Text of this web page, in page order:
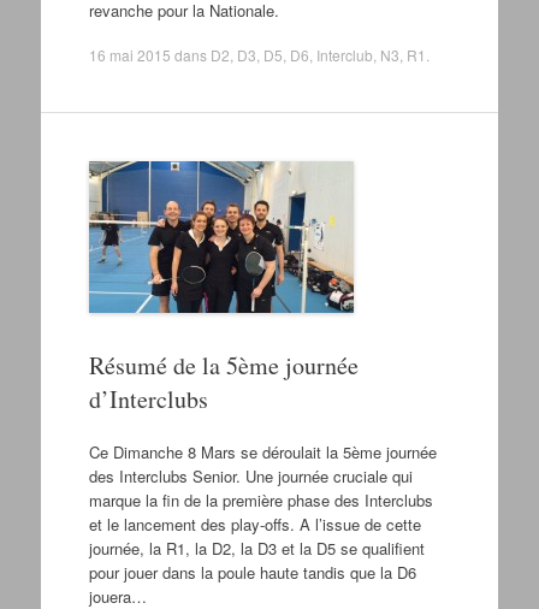
revanche pour la Nationale.
16 mai 2015 dans D2 D3 D5 D6 Interclub N3 R1
Résumé de la 5ème journée
d’Interclubs
Ce Dimanche 8 Mars se déroulait la 5ème journée
des Interclubs Senior. Une journée cruciale qui
marque la fin de la première phase des Interclubs
et le lancement des play-offs. A l’issue de cette
journée, la R1, la D2, la D3 et la D5 se qualifient
pour jouer dans la poule haute tandis que la D6
jouera…